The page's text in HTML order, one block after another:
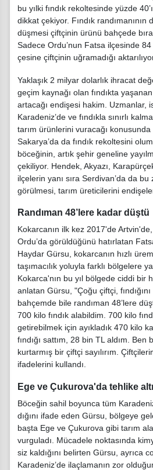
bu yılki fındık rekoltesinde yüz­de
dikkat çekiyor. Fındık randı­manının
düşmesi çiftçinin ürünü bah­çede
Sadece Ordu’nun Fatsa ilçe­sinde
çesine çiftçinin uğramadı­ğı
Yaklaşık 2 mil­yar dolarlık ihracat
geçim kayna­ğı olan fındıkta
artacağı endişesi hakim. Uzmanlar,
Karadeniz’de ve fındık­la sınırlı
tarım ürünlerini vuracağı konusunda
Sakarya’da da fındık rekolte­sini
böceğinin, artık şehir ge­neline
çekiliyor. Hendek, Ak­yazı,
ilçelerin yanı sıra Serdivan’da da bu
görülmesi, tarım üre­ticilerini
Randıman 48’lere kadar düştü
Kokarcanın ilk kez 2017'de
Ordu’da görüldüğünü hatır­latan
Haydar Gürsu, kokarca­nın hızlı
taşımacılık yoluyla farklı böl­gelere
Kokarca'nın bu yıl bölgede cid­di bir
anlatan Gürsu, "Çoğu çiftçi,
bahçemde bile randıman 48’lere
700 kilo fındık ala­bildim. 700 kilo
getirebilmek için ayıkladık 470 kilo
fındığı sattım, 28 bin TL aldım.
kurtarmış bir çiftçi sayılırım.
ifadelerini kullandı.
Ege ve Çukurova'da tehlike
Böceğin sahil boyunca tüm
dığını ifade eden Gürsu, böl­geye
başta Ege ve Çukurova gibi ta­rım
vurguladı. Mücadele noktasın­da
siz kaldığını belirten Gürsu, ay­rıca
Karadeniz’de ilaçlamanın zor